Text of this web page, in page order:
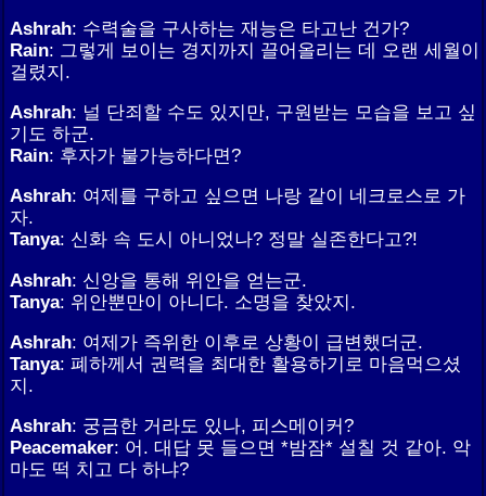
Ashrah: 수력술을 구사하는 재능은 타고난 건가?
Rain: 그렇게 보이는 경지까지 끌어올리는 데 오랜 세월이
걸렸지.
Ashrah: 널 단죄할 수도 있지만, 구원받는 모습을 보고 싶
기도 하군.
Rain: 후자가 불가능하다면?
Ashrah: 여제를 구하고 싶으면 나랑 같이 네크로스로 가
자.
Tanya: 신화 속 도시 아니었나? 정말 실존한다고?!
Ashrah: 신앙을 통해 위안을 얻는군.
Tanya: 위안뿐만이 아니다. 소명을 찾았지.
Ashrah: 여제가 즉위한 이후로 상황이 급변했더군.
Tanya: 폐하께서 권력을 최대한 활용하기로 마음먹으셨
지.
Ashrah: 궁금한 거라도 있나, 피스메이커?
Peacemaker: 어. 대답 못 들으면 *밤잠* 설칠 것 같아. 악
마도 떡 치고 다 하냐?